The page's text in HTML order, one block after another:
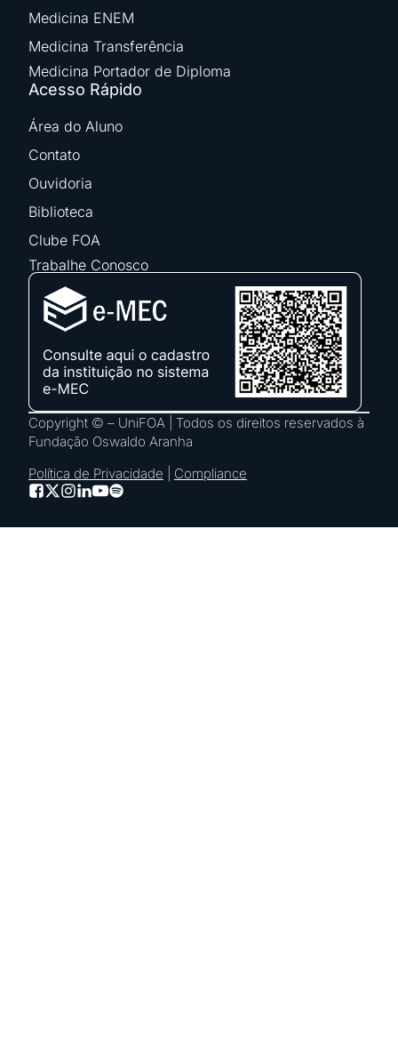
Medicina ENEM
Medicina Transferência
Medicina Portador de Diploma
Acesso Rápido
Área do Aluno
Contato
Ouvidoria
Biblioteca
Clube FOA
Trabalhe Conosco
Copyright © – UniFOA | Todos os direitos reservados à
Fundação Oswaldo Aranha
Política de Privacidade
Compliance